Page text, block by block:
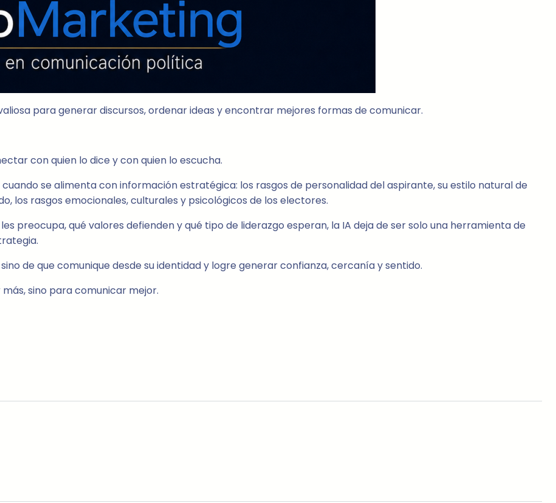
para generar discursos, ordenar ideas y encontrar mejores formas de comunicar.
con quien lo dice y con quien lo escucha.
se alimenta con información estratégica: los rasgos de personalidad del aspirante, su estilo natural de
los rasgos emocionales, culturales y psicológicos de los electores.
preocupa, qué valores defienden y qué tipo de liderazgo esperan, la IA deja de ser solo una herramienta de
de que comunique desde su identidad y logre generar confianza, cercanía y sentido.
sino para comunicar mejor.